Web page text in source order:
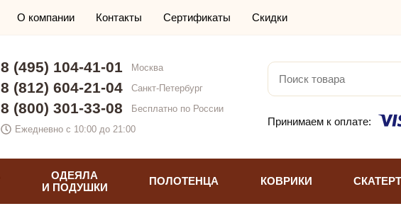
О компании Контакты Сертификаты Скидки
8 (495) 104-41-01 Москва
8 (812) 604-21-04 Санкт-Петербург
8 (800) 301-33-08
Бесплатно по России
Ежедневно с 10:00 до 21:00
Принимаем к оплате:
ОДЕЯЛА
И ПОДУШКИ
ПОЛОТЕНЦА КОВРИКИ